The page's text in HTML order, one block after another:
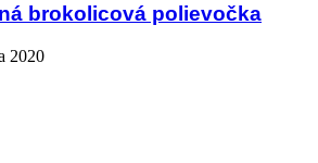
brokolicová polievočka
2020